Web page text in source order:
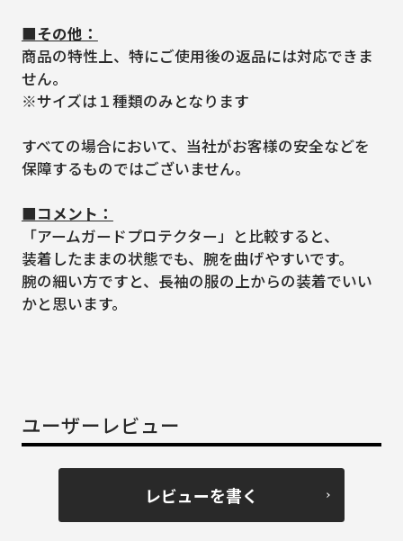
■その他：
商品の特性上、特にご使用後の返品には対応できま
せん。
※サイズは１種類のみとなります
すべての場合において、当社がお客様の安全などを
保障するものではございません。
■コメント：
「アームガードプロテクター」と比較すると、
装着したままの状態でも、腕を曲げやすいです。
腕の細い方ですと、長袖の服の上からの装着でいい
かと思います。
ユーザーレビュー
レビューを書く